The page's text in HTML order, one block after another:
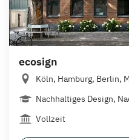
ecosign
Köln, Hamburg, Berlin,
Nachhaltiges Design,
Vollzeit